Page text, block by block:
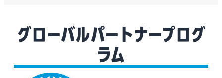
グローバルパートナープログ
ラム